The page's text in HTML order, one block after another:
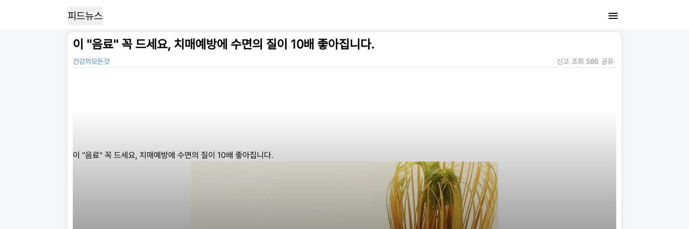
피드뉴스
이 ''음료'' 꼭 드세요, 치매예방에 수면의 질이 10배 좋아집니다.
건강의모든것 신고 조회 586 공유
이 ''음료'' 꼭 드세요, 치매예방에 수면의 질이 10배 좋아집니다.